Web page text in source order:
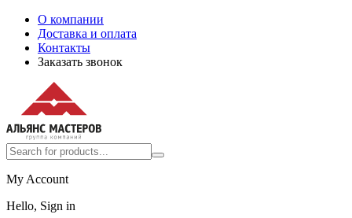
О компании
Доставка и оплата
Контакты
Заказать звонок
My Account
Hello, Sign in